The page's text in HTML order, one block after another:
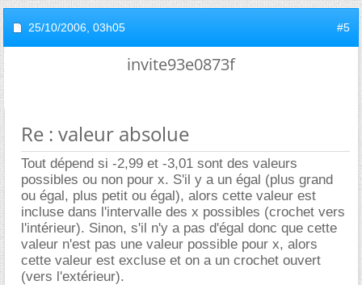
25/10/2006, 03h05 #5
invite93e0873f
Re : valeur absolue
Tout dépend si -2,99 et -3,01 sont des valeurs
possibles ou non pour x. S'il y a un égal (plus grand
ou égal, plus petit ou égal), alors cette valeur est
incluse dans l'intervalle des x possibles (crochet vers
l'intérieur). Sinon, s'il n'y a pas d'égal donc que cette
valeur n'est pas une valeur possible pour x, alors
cette valeur est excluse et on a un crochet ouvert
(vers l'extérieur).